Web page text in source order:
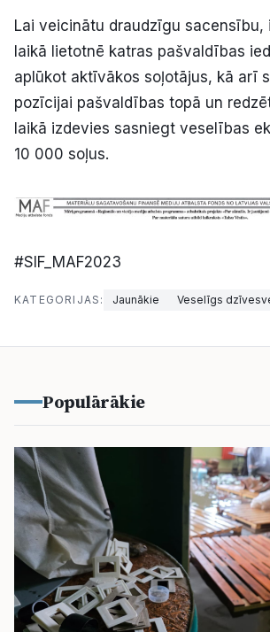
Lai veicinātu draudzīgu sacensību,
laikā lietotnē katras pašvaldības
aplūkot aktīvākos soļotājus, kā arī
pozīcijai pašvaldības topā un
laikā izdevies sasniegt veselības
10 000 soļus.
#SIF_MAF2023
KATEGORIJAS: Jaunākie Veselīgs
Populārākie